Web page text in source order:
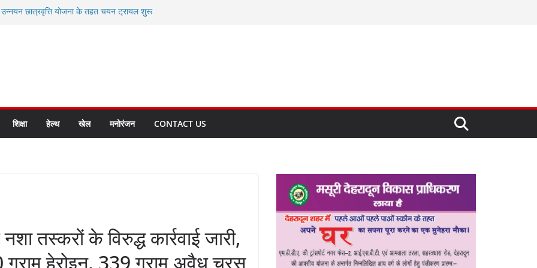
उन्नयन छात्रवृत्ति योजना के तहत चयन ट्रायल शुरू
के लिए अल्मोड़ा की गर्विता भाकुनी का
मित्र कैडेट्स का हुआ है चयन
सबसे बड़ी ताकत : मुख्यमंत्री पुष्कर सिंह धामी
बनाने के संकल्प को करना होगा साकार- मुख्यमंत्री
शिक्षा हेल्थ खेल मनोरंजन CONTACT US
तस्करों के विरुद्ध कार्रवाई जारी,
हेरोइन, 339 ग्राम अवैध चरस